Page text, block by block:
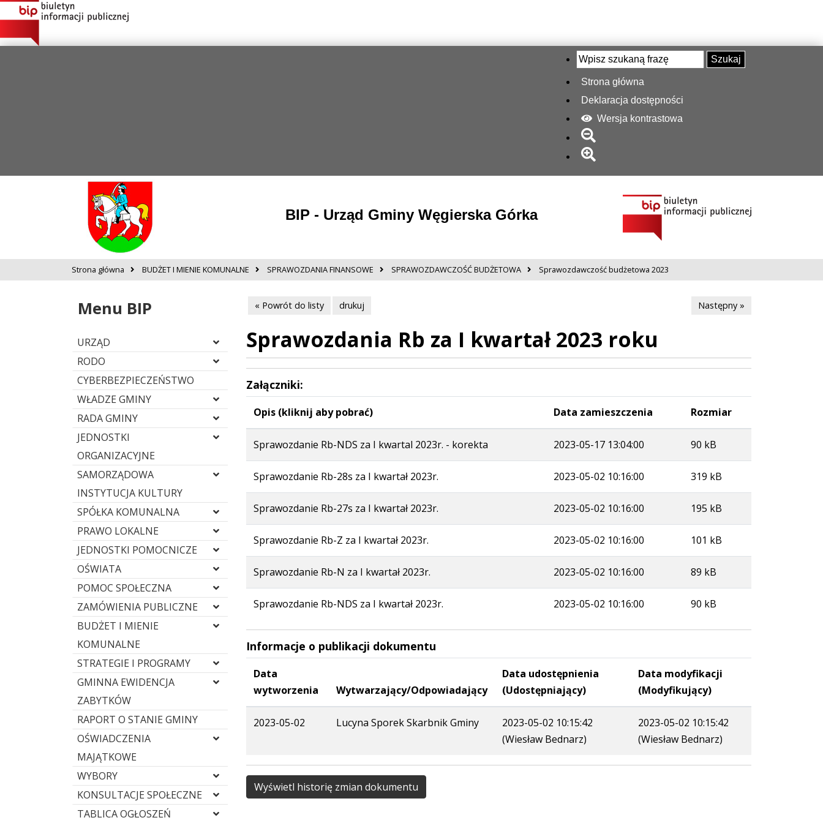
Szukaj
Strona główna
Deklaracja dostępności
Wersja kontrastowa
BIP - Urząd Gminy Węgierska Górka
Strona główna BUDŻET I MIENIE KOMUNALNE SPRAWOZDANIA FINANSOWE SPRAWOZDAWCZOŚĆ BUDŻETOWA Sprawozdawczość budżetowa 2023
Menu BIP
URZĄD
RODO
CYBERBEZPIECZEŃSTWO
WŁADZE GMINY
RADA GMINY
JEDNOSTKI
ORGANIZACYJNE
SAMORZĄDOWA
INSTYTUCJA KULTURY
SPÓŁKA KOMUNALNA
PRAWO LOKALNE
JEDNOSTKI POMOCNICZE
OŚWIATA
POMOC SPOŁECZNA
ZAMÓWIENIA PUBLICZNE
BUDŻET I MIENIE
KOMUNALNE
STRATEGIE I PROGRAMY
GMINNA EWIDENCJA
ZABYTKÓW
RAPORT O STANIE GMINY
OŚWIADCZENIA
MAJĄTKOWE
WYBORY
KONSULTACJE SPOŁECZNE
TABLICA OGŁOSZEŃ
« Powrót do listy drukuj Następny »
Sprawozdania Rb za I kwartał 2023 roku
Załączniki:
Opis (kliknij aby pobrać) Data zamieszczenia Rozmiar
Sprawozdanie Rb-NDS za I kwartal 2023r. - korekta 2023-05-17 13:04:00 90 kB
Sprawozdanie Rb-28s za I kwartał 2023r. 2023-05-02 10:16:00 319 kB
Sprawozdanie Rb-27s za I kwartał 2023r. 2023-05-02 10:16:00 195 kB
Sprawozdanie Rb-Z za I kwartał 2023r. 2023-05-02 10:16:00 101 kB
Sprawozdanie Rb-N za I kwartał 2023r. 2023-05-02 10:16:00 89 kB
Sprawozdanie Rb-NDS za I kwartał 2023r. 2023-05-02 10:16:00 90 kB
Informacje o publikacji dokumentu
Data
wytworzenia
Wytwarzający/Odpowiadający
Data udostępnienia
(Udostępniający)
Data modyfikacji
(Modyfikujący)
2023-05-02 Lucyna Sporek Skarbnik Gminy
2023-05-02 10:15:42
(Wiesław Bednarz)
2023-05-02 10:15:42
(Wiesław Bednarz)
Wyświetl historię zmian dokumentu